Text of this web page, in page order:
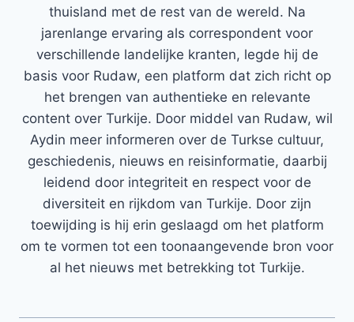
thuisland met de rest van de wereld. Na
jarenlange ervaring als correspondent voor
verschillende landelijke kranten, legde hij de
basis voor Rudaw, een platform dat zich richt op
het brengen van authentieke en relevante
content over Turkije. Door middel van Rudaw, wil
Aydin meer informeren over de Turkse cultuur,
geschiedenis, nieuws en reisinformatie, daarbij
leidend door integriteit en respect voor de
diversiteit en rijkdom van Turkije. Door zijn
toewijding is hij erin geslaagd om het platform
om te vormen tot een toonaangevende bron voor
al het nieuws met betrekking tot Turkije.